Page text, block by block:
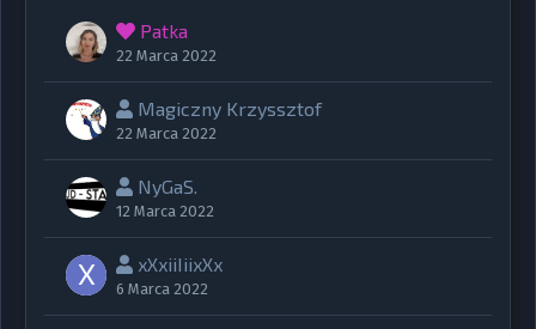
Patka
22 Marca 2022
Magiczny Krzyssztof
22 Marca 2022
NyGaS.
12 Marca 2022
xXxiiIiixXx
6 Marca 2022